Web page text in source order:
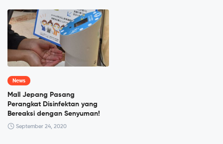
News
Mall Jepang Pasang
Perangkat Disinfektan yang
Bereaksi dengan Senyuman!
September 24, 2020